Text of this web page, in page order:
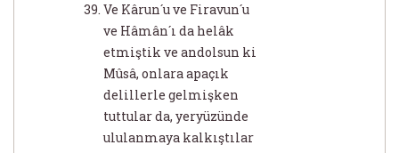
Ve Kârun´u ve Firavun´u
ve Hâmân´ı da helâk
etmiştik ve andolsun ki
Mûsâ, onlara apaçık
delillerle gelmişken
tuttular da, yeryüzünde
ululanmaya kalkıştılar